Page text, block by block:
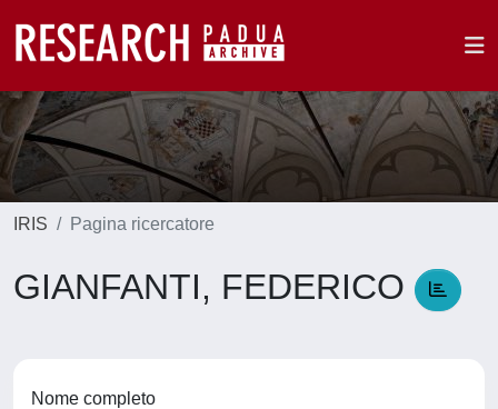
IRIS Pagina ricercatore
GIANFANTI, FEDERICO
Nome completo